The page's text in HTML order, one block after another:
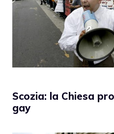
Scozia: la Chiesa
gay